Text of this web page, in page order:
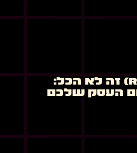
החזר השקעה (ROAS) זה לא הכל:
העסק שלכם